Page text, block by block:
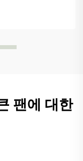
팬에 대한